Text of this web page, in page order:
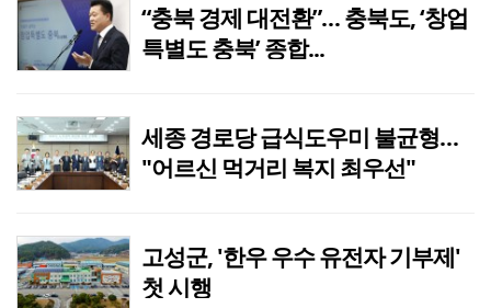
“충북 경제 대전환”… 충북도, ‘창업
특별도 충북’ 종합...
세종 경로당 급식도우미 불균형…
"어르신 먹거리 복지 최우선"
고성군, '한우 우수 유전자 기부제'
첫 시행